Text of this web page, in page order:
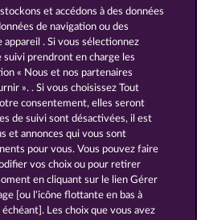
Pharaos Riches
Jack Potter and the Book of Teos
de confidentialité
et accédons à des données
de navigation ou des
. Si vous sélectionnez
suivi prendront en charge les
« Nous et nos partenaires
». . Si vous choisissez Tout
consentement, elles seront
de suivi sont désactivées, il est
et annonces qui vous sont
pour vous. Vous pouvez faire
vos choix ou pour retirer
en cliquant sur le lien Gérer
[ou l'icône flottante en bas à
échéant]. Les choix que vous avez